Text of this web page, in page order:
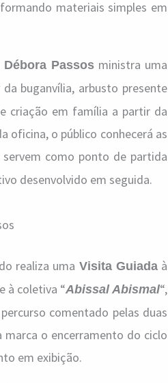
materiais simples em
Débora Passos ministra uma
buganvília, arbusto presente
criação em família a partir da
oficina, o público conhecerá as
servem como ponto de partida
desenvolvido em seguida.
realiza uma Visita Guiadaà
à coletiva “Abissal Abismal“,
comentado pelas duas
marca o encerramento do ciclo
em exibição.